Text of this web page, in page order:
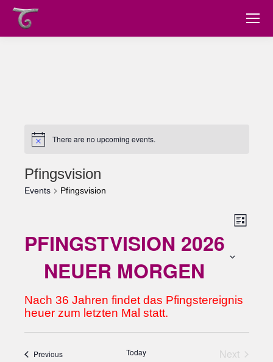
There are no upcoming events.
Pfingsvision
Events Pfingsvision
Views
Event
List
PFINGSTVISION 2026
NEUER MORGEN
date.
Nach 36 Jahren findet das Pfingstereignis
heuer zum letzten Mal statt.
PreviousEvents Today
Next